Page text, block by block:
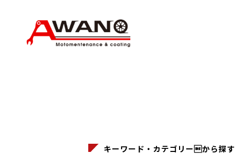
キーワード・カテゴリーから探す